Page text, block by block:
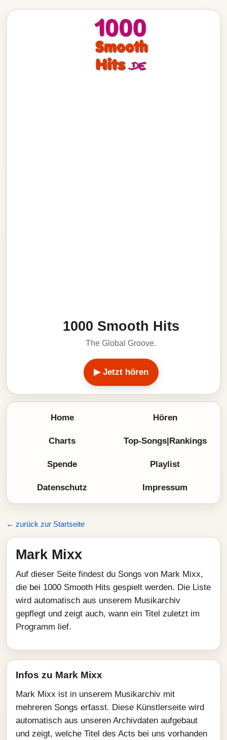
1000 Smooth Hits
The Global Groove.
▶ Jetzt hören
Home Hören
Charts Top-Songs|Rankings
Spende Playlist
Datenschutz Impressum
← zurück zur Startseite
Mark Mixx
Auf dieser Seite findest du Songs von Mark Mixx,
die bei 1000 Smooth Hits gespielt werden. Die Liste
wird automatisch aus unserem Musikarchiv
gepflegt und zeigt auch, wann ein Titel zuletzt im
Programm lief.
Infos zu Mark Mixx
Mark Mixx ist in unserem Musikarchiv mit
mehreren Songs erfasst. Diese Künstlerseite wird
automatisch aus unseren Archivdaten aufgebaut
und zeigt, welche Titel des Acts bei uns vorhanden